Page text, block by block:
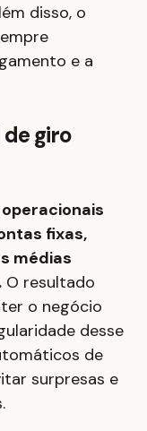
disso, o
e a
giro
fixas,
médias
O resultado
o negócio
desse
de
surpresas e